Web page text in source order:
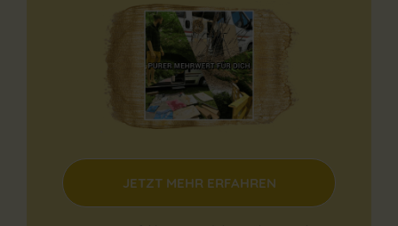
JETZT MEHR ERFAHREN